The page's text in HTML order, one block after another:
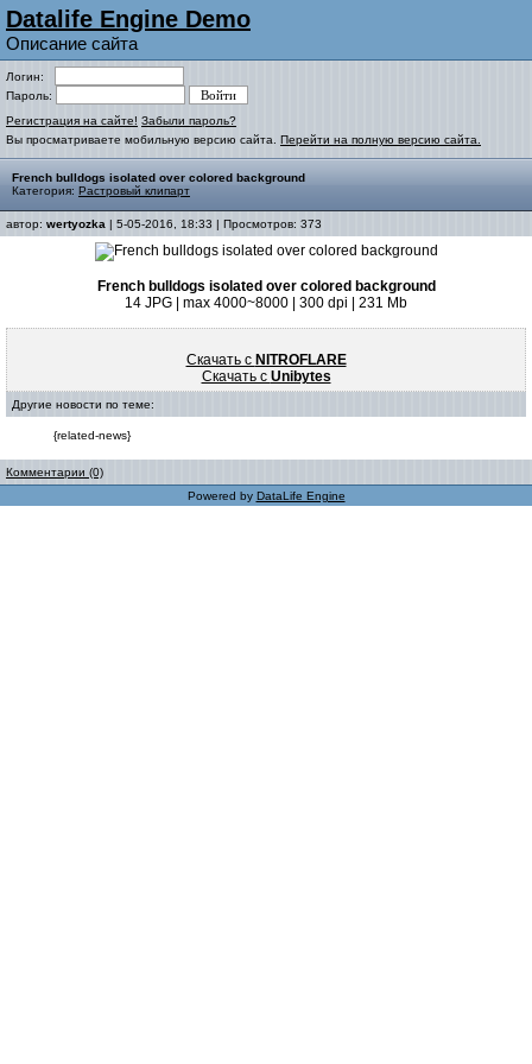
Datalife Engine Demo
Описание сайта
Логин:
Пароль:
Регистрация на сайте! Забыли пароль?
Вы просматриваете мобильную версию сайта. Перейти на полную версию сайта.
French bulldogs isolated over colored background
Категория: Растровый клипарт
автор: wertyozka | 5-05-2016, 18:33 | Просмотров: 373
French bulldogs isolated over colored background
14 JPG | max 4000~8000 | 300 dpi | 231 Mb
Скачать с NITROFLARE
Скачать с Unibytes
Другие новости по теме:
{related-news}
Комментарии (0)
Powered by DataLife Engine